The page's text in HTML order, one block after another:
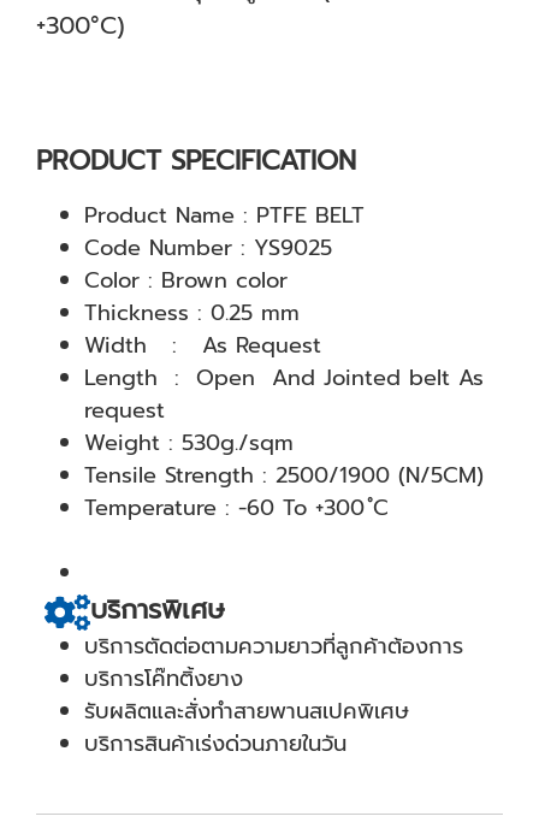
+300°C)
PRODUCT SPECIFICATION
Product Name : PTFE BELT
Code Number : YS9025
Color : Brown color
Thickness : 0.25 mm
Width : As Request
Length : Open And Jointed belt As
request
Weight : 530g./sqm
Tensile Strength : 2500/1900 (N/5CM)
Temperature : -60 To +300 ํC
บริการพิเศษ
บริการตัดต่อตามความยาวที่ลูกค้าต้องการ
บริการโค๊ทติ้งยาง
รับผลิตและสั่งทำสายพานสเปคพิเศษ
บริการสินค้าเร่งด่วนภายในวัน